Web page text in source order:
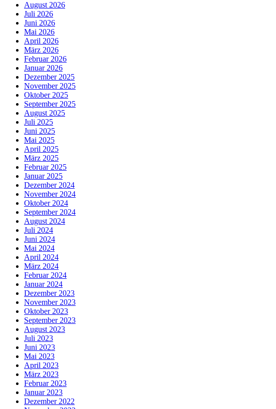
August 2026
Juli 2026
Juni 2026
Mai 2026
April 2026
März 2026
Februar 2026
Januar 2026
Dezember 2025
November 2025
Oktober 2025
September 2025
August 2025
Juli 2025
Juni 2025
Mai 2025
April 2025
März 2025
Februar 2025
Januar 2025
Dezember 2024
November 2024
Oktober 2024
September 2024
August 2024
Juli 2024
Juni 2024
Mai 2024
April 2024
März 2024
Februar 2024
Januar 2024
Dezember 2023
November 2023
Oktober 2023
September 2023
August 2023
Juli 2023
Juni 2023
Mai 2023
April 2023
März 2023
Februar 2023
Januar 2023
Dezember 2022